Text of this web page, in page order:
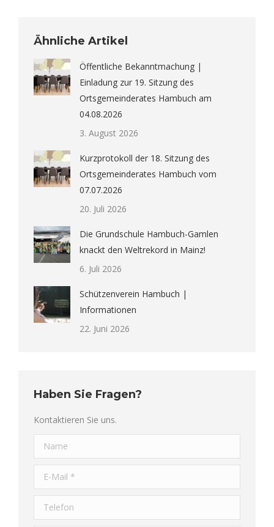
Ähnliche Artikel
Öffentliche Bekanntmachung |
Einladung zur 19. Sitzung des
Ortsgemeinderates Hambuch am
04.08.2026
3. August 2026
Kurzprotokoll der 18. Sitzung des
Ortsgemeinderates Hambuch vom
07.07.2026
20. Juli 2026
Die Grundschule Hambuch-Gamlen
knackt den Weltrekord in Mainz!
6. Juli 2026
Schützenverein Hambuch |
Informationen
22. Juni 2026
Haben Sie Fragen?
Kontaktieren Sie uns.
Name
E-Mail *
Telefon